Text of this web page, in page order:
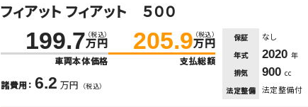
フィアット フィアット ５００
199.7 （税込）
万円
車両本体価格
205.9 （税込）
万円
支払総額
諸費用： 6.2 万円 （税込）
保証 なし
年式 2020 年
排気
900 cc
法定整備 法定整備付